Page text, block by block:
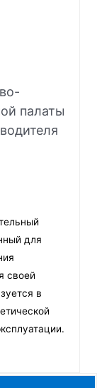
палаты
для
своей
в